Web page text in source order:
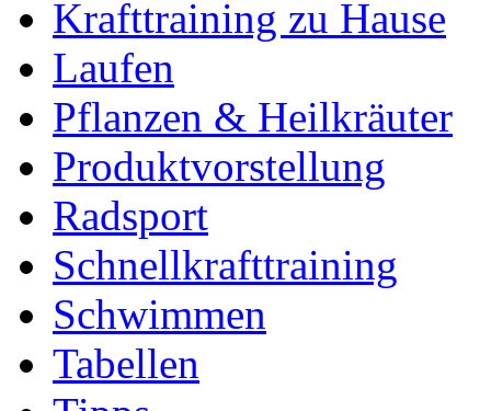
Krafttraining zu Hause
Laufen
Pflanzen & Heilkräuter
Produktvorstellung
Radsport
Schnellkrafttraining
Schwimmen
Tabellen